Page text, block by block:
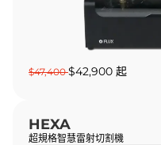
$47,400$42,900 起
HEXA
超規格智慧雷射切割機